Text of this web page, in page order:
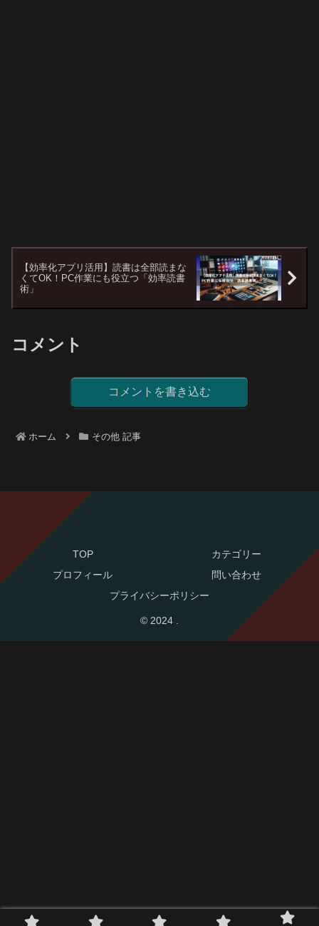
【効率化アプリ活用】読書は全部読まな
くてOK！PC作業にも役立つ「効率読書
術」
コメント
コメントを書き込む
ホーム その他 記事
TOP
カテゴリー
プロフィール
問い合わせ
プライバシーポリシー
© 2024 .